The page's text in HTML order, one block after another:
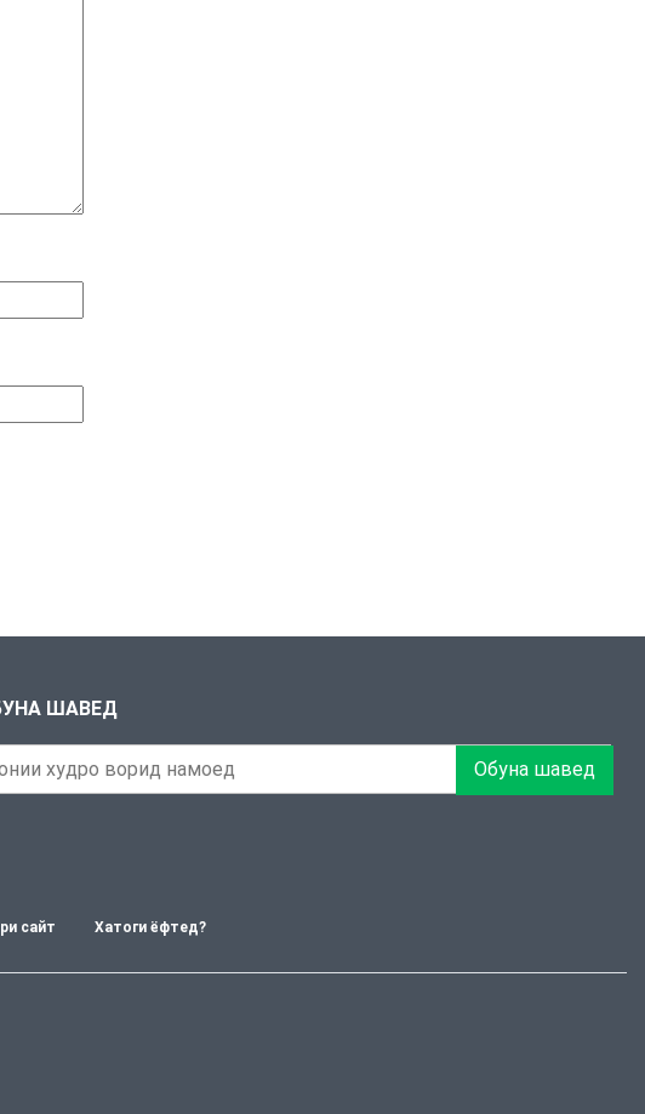
ШАВЕД
Обуна шавед
сайт Хатоги ёфтед?